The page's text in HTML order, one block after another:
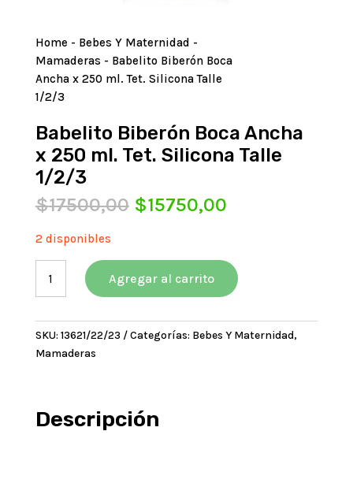
Home - Bebes Y Maternidad -
Mamaderas - Babelito Biberón Boca
Ancha x 250 ml. Tet. Silicona Talle
1/2/3
Babelito Biberón Boca Ancha
x 250 ml. Tet. Silicona Talle
1/2/3
$17500,00 El
era:
$17500,00.
$15750,00El
es:
$15750,00.
2 disponibles
Biberón
Ancha
x
250
Silicona
Agregar al carrito
SKU: 13621/22/23 Categorías: Bebes Y Maternidad,
Mamaderas
Descripción